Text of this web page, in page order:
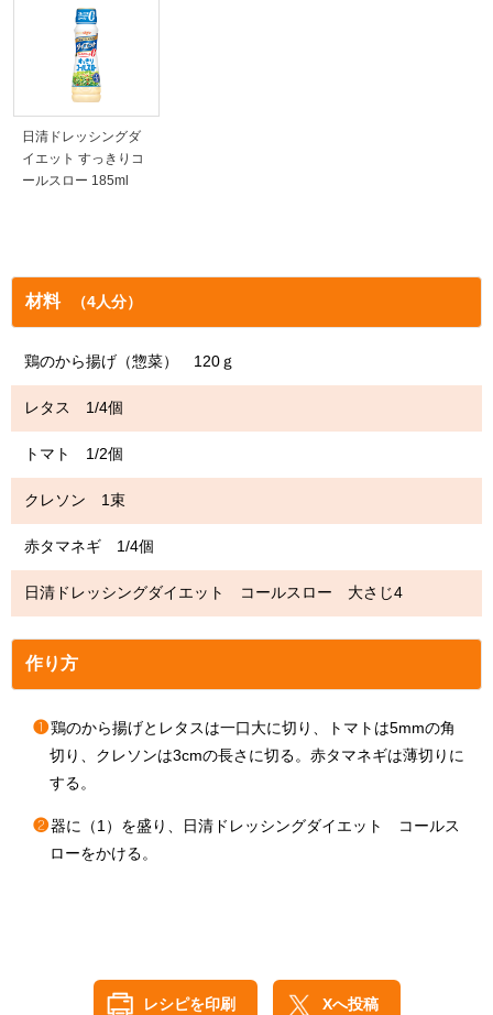
日清ドレッシングダ
イエット すっきりコ
ールスロー 185ml
材料 （4人分）
鶏のから揚げ（惣菜） 120ｇ
レタス 1/4個
トマト 1/2個
クレソン 1束
赤タマネギ 1/4個
日清ドレッシングダイエット コールスロー 大さじ4
作り方
❶鶏のから揚げとレタスは一口大に切り、トマトは5mmの角
切り、クレソンは3cmの長さに切る。赤タマネギは薄切りに
する。
❷器に（1）を盛り、日清ドレッシングダイエット コールス
ローをかける。
レシピを印刷 Xへ投稿